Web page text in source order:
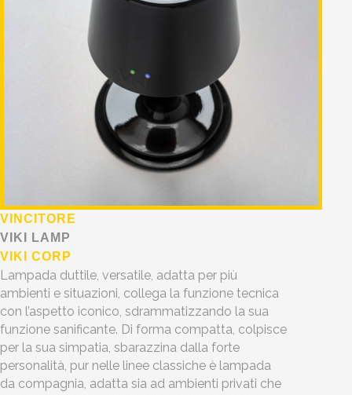
VINCITORE
VIKI LAMP
VIKI CORP
Lampada duttile, versatile, adatta per più
ambienti e situazioni, collega la funzione tecnica
con l’aspetto iconico, sdrammatizzando la sua
funzione sanificante. Di forma compatta, colpisce
per la sua simpatia, sbarazzina dalla forte
personalità, pur nelle linee classiche è lampada
da compagnia, adatta sia ad ambienti privati che